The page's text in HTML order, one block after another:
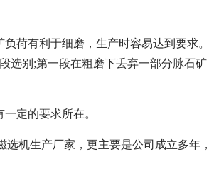
荷有利于细磨，生产时容易达到要求。
选别;第一段在粗磨下丢弃一部分脉石矿
定的要求所在。
机生产厂家，更主要是公司成立多年，